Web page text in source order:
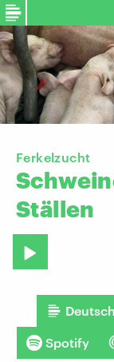
Ferkelzucht
Ställen
Spotify